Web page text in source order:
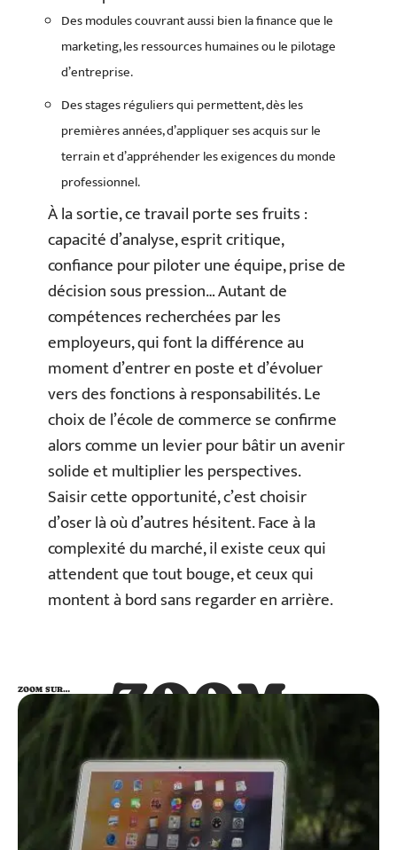
Des modules couvrant aussi bien la finance que le
marketing, les ressources humaines ou le pilotage
d’entreprise.
Des stages réguliers qui permettent, dès les
premières années, d’appliquer ses acquis sur le
terrain et d’appréhender les exigences du monde
professionnel.
À la sortie, ce travail porte ses fruits :
capacité d’analyse, esprit critique,
confiance pour piloter une équipe, prise de
décision sous pression… Autant de
compétences recherchées par les
employeurs, qui font la différence au
moment d’entrer en poste et d’évoluer
vers des fonctions à responsabilités. Le
choix de l’école de commerce se confirme
alors comme un levier pour bâtir un avenir
solide et multiplier les perspectives.
Saisir cette opportunité, c’est choisir
d’oser là où d’autres hésitent. Face à la
complexité du marché, il existe ceux qui
attendent que tout bouge, et ceux qui
montent à bord sans regarder en arrière.
ZOOM
SUR…
ZOOM SUR…